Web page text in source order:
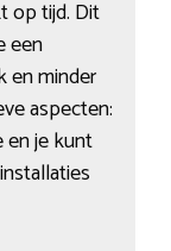
op tijd. Dit
een
en minder
aspecten:
en je kunt